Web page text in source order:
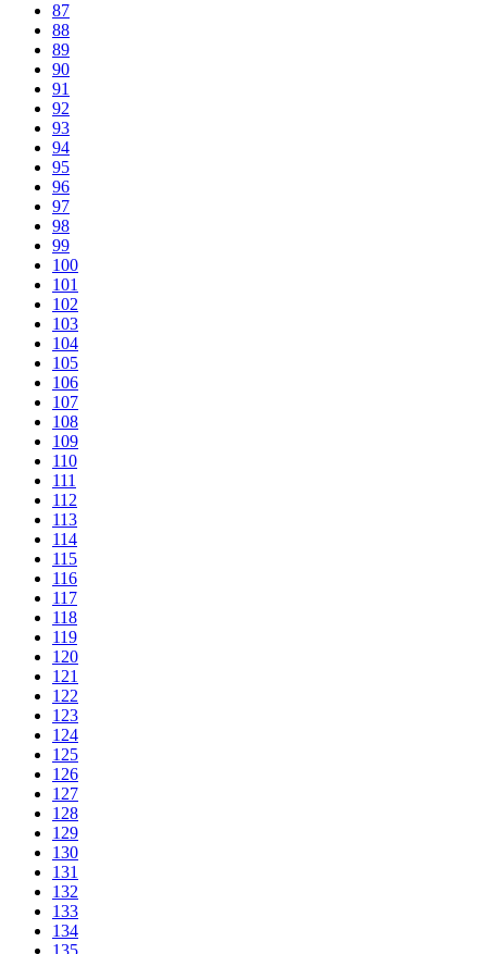
87
88
89
90
91
92
93
94
95
96
97
98
99
100
101
102
103
104
105
106
107
108
109
110
111
112
113
114
115
116
117
118
119
120
121
122
123
124
125
126
127
128
129
130
131
132
133
134